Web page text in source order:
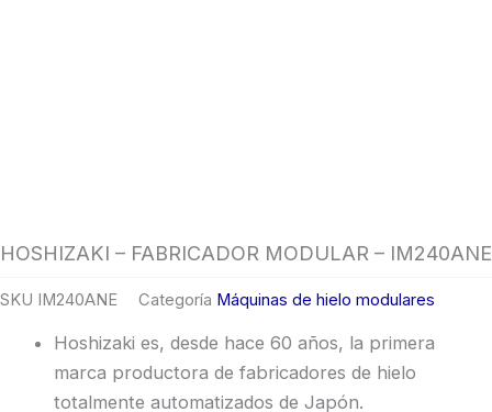
HOSHIZAKI – FABRICADOR MODULAR – IM240ANE
SKU IM240ANE Categoría Máquinas de hielo modulares
Hoshizaki es, desde hace 60 años, la primera
marca productora de fabricadores de hielo
totalmente automatizados de Japón.